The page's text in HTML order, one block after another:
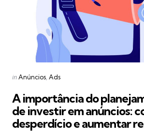
Categories
Posted
inAnúncios Ads
A importância do
de investir em anúncios:
desperdício e aumentar